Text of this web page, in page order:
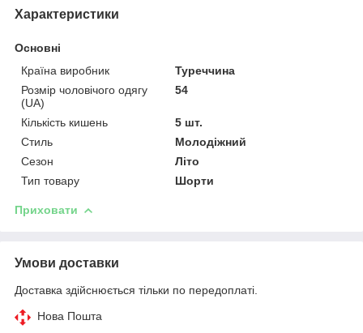
Характеристики
Основні
Країна виробник
Туреччина
Розмір чоловічого одягу
(UA)
54
Кількість кишень
5 шт.
Стиль
Молодіжний
Сезон
Літо
Тип товару
Шорти
Приховати
Умови доставки
Доставка здійснюється тільки по передоплаті.
Нова Пошта